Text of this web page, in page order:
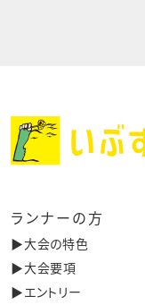
ランナーの方
▶︎大会の特色
▶︎大会要項
▶︎エントリー